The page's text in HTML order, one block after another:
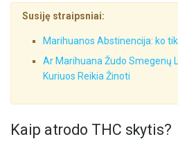
Susiję straipsniai:
Marihuanos Abstinencija: ko
Ar Marihuana Žudo Smegenų
Kuriuos Reikia Žinoti
Kaip atrodo THC skytis?